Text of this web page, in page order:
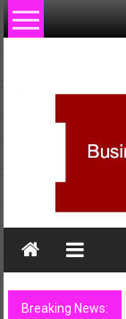
Skip
to
Breaking News: